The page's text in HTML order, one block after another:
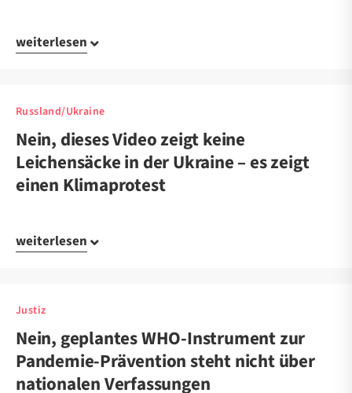
weiterlesen
Russland/Ukraine
Nein, dieses Video zeigt keine
Leichensäcke in der Ukraine – es zeigt
einen Klimaprotest
weiterlesen
Justiz
Nein, geplantes WHO-Instrument zur
Pandemie-Prävention steht nicht über
nationalen Verfassungen